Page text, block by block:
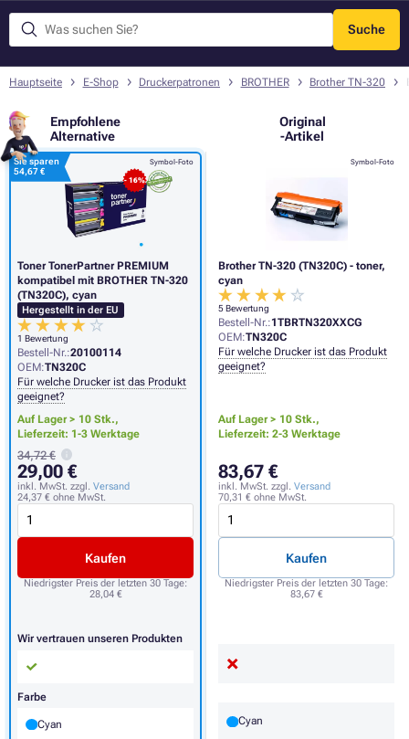
Suche
Menü
Hauptseite E-Shop Druckerpatronen BROTHER Brother TN-320
Empfohlene
Alternative
Original
-Artikel
Symbol-Foto
Brother TN-320 (TN320C) - toner,
cyan
5 Bewertung
Bestell-Nr.:1TBRTN320XXCG
OEM:TN320C
Für welche Drucker ist das Produkt
geeignet?
Auf Lager > 10 Stk.,
Lieferzeit: 2-3 Werktage
83,67 €
inkl. MwSt. zzgl. Versand
70,31 € ohne MwSt.
Kaufen
Niedrigster Preis der letzten 30 Tage:
83,67 €
Cyan
Symbol-Foto
- 16%
Sie sparen
54,67 €
Toner TonerPartner PREMIUM
kompatibel mit BROTHER TN-320
(TN320C), cyan
Hergestellt in der EU
1 Bewertung
Bestell-Nr.:20100114
OEM:TN320C
Für welche Drucker ist das Produkt
geeignet?
Auf Lager > 10 Stk.,
Lieferzeit: 1-3 Werktage
34,72 €
29,00 €
inkl. MwSt. zzgl. Versand
24,37 € ohne MwSt.
Kaufen
Niedrigster Preis der letzten 30 Tage:
28,04 €
Wir vertrauen unseren Produkten
Farbe
Cyan